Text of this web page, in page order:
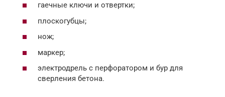
гаечные ключи и отвертки;
плоскогубцы;
нож;
маркер;
электродрель с перфоратором и бур для
сверления бетона.